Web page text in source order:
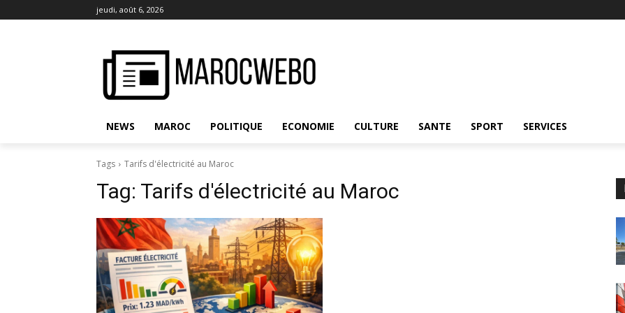
jeudi, août 6, 2026
NEWS MAROC POLITIQUE ECONOMIE CULTURE SANTE SPORT SERVICES
Tags Tarifs d'électricité au Maroc
Tag: Tarifs d'électricité au Maroc